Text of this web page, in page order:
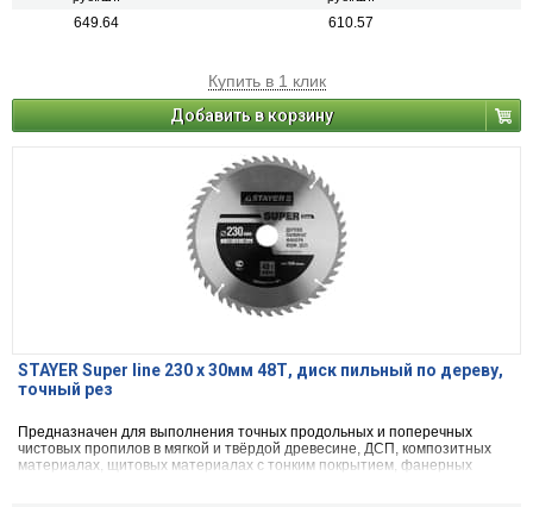
649.64 610.57
Купить в 1 клик
Добавить в корзину
STAYER Super line 230 x 30мм 48Т, диск пильный по дереву,
точный рез
Предназначен для выполнения точных продольных и поперечных
чистовых пропилов в мягкой и твёрдой древесине, ДСП, композитных
материалах, щитовых материалах с тонким покрытием, фанерных